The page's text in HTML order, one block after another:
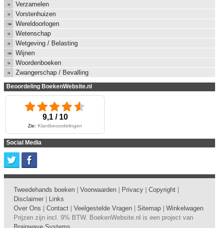
Verzamelen
Vorstenhuizen
Wereldoorlogen
Wetenschap
Wetgeving / Belasting
Wijnen
Woordenboeken
Zwangerschap / Bevalling
Beoordeling BoekenWebsite.nl
9,1 / 10
Zie: Klantbeoordelingen
Social Media
Tweedehands boeken Voorwaarden Privacy Copyright
Disclaimer
Links
Over Ons
Contact Veelgestelde Vragen Sitemap
Winkelwagen
Prijzen zijn incl. 9% BTW. BoekenWebsite.nl is een project van